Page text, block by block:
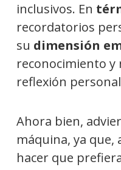
inclusivos. En
recordatorios
su dimensión
reconocimiento y
reflexión
Ahora bien,
máquina, ya que,
hacer que